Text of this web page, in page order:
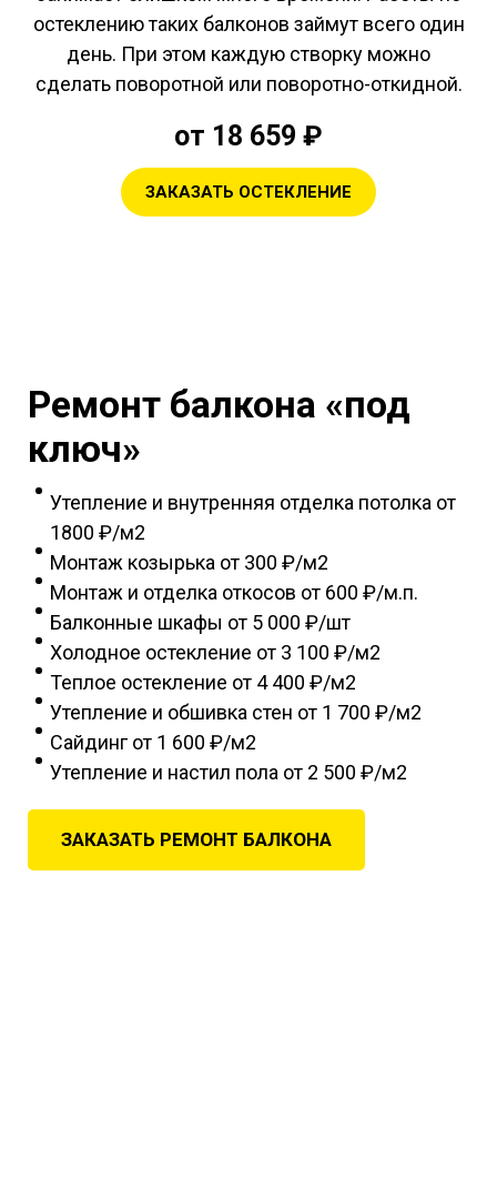
остеклению таких балконов займут всего один
день. При этом каждую створку можно
сделать поворотной или поворотно-откидной.
от 18 659 ₽
ЗАКАЗАТЬ ОСТЕКЛЕНИЕ
Ремонт балкона «под
ключ»
Утепление и внутренняя отделка потолка от
1800 ₽/м2
Монтаж козырька от 300 ₽/м2
Монтаж и отделка откосов от 600 ₽/м.п.
Балконные шкафы от 5 000 ₽/шт
Холодное остекление от 3 100 ₽/м2
Теплое остекление от 4 400 ₽/м2
Утепление и обшивка стен от 1 700 ₽/м2
Сайдинг от 1 600 ₽/м2
Утепление и настил пола от 2 500 ₽/м2
ЗАКАЗАТЬ РЕМОНТ БАЛКОНА